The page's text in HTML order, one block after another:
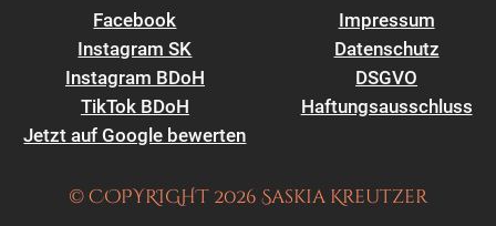
Facebook
Instagram SK
Instagram BDoH
TikTok BDoH
Jetzt auf Google bewerten
Impressum
Datenschutz
DSGVO
Haftungsausschluss
© COPYRIGHT 2026 Saskia Kreutzer